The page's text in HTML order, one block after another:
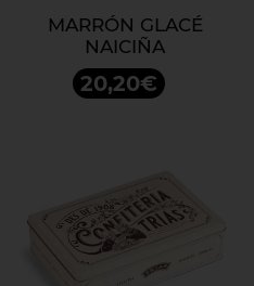
MARRÓN GLACÉ
NAICIÑA
20,20€